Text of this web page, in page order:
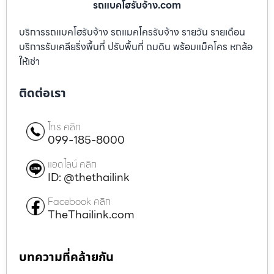
รถแบคโฮรับจ้าง.com
บริการรถแบคโฮรับจ้าง รถแมคโครรับจ้าง รายวัน รายเดือน
บริการรับเคลียริ่งพื้นที่ ปรับพื้นที่ ถมดิน พร้อมแม็คโคร หกล้อ
ให้เช่า
ติดต่อเรา
โทร คลิก
099-185-8000
แอดไลน์ คลิก
ID: @thethailink
Facebook คลิก
TheThailink.com
บทความที่คล้ายกัน